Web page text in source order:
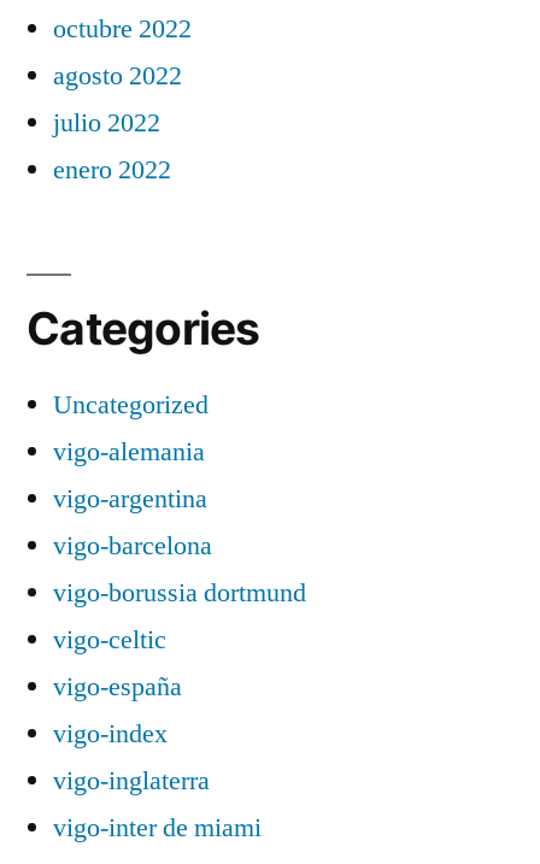
octubre 2022
agosto 2022
julio 2022
enero 2022
Categories
Uncategorized
vigo-alemania
vigo-argentina
vigo-barcelona
vigo-borussia dortmund
vigo-celtic
vigo-españa
vigo-index
vigo-inglaterra
vigo-inter de miami